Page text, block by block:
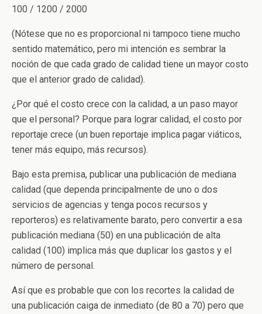
100 / 1200 / 2000
(Nótese que no es proporcional ni tampoco tiene mucho
sentido matemático, pero mi intención es sembrar la
noción de que cada grado de calidad tiene un mayor costo
que el anterior grado de calidad).
¿Por qué el costo crece con la calidad, a un paso mayor
que el personal? Porque para lograr calidad, el costo por
reportaje crece (un buen reportaje implica pagar viáticos,
tener más equipo, más recursos).
Bajo esta premisa, publicar una publicación de mediana
calidad (que dependa principalmente de uno o dos
servicios de agencias y tenga pocos recursos y
reporteros) es relativamente barato, pero convertir a esa
publicación mediana (50) en una publicación de alta
calidad (100) implica más que duplicar los gastos y el
número de personal.
Así que es probable que con los recortes la calidad de
una publicación caiga de inmediato (de 80 a 70) pero que